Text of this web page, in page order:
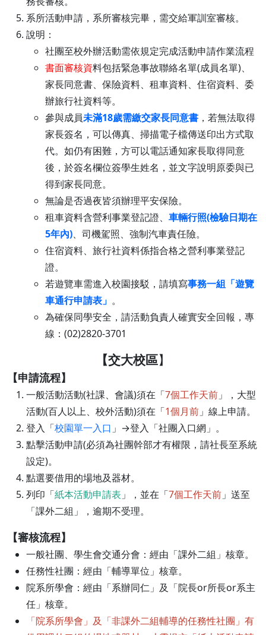
系所活動申請，系所審核完畢，需交給軍訓室審核。
說明：
社團至校外辦活動需依規定完成活動申請作業流程
書面審核資料包括緊急事故聯絡名單(成員名單)、
家長同意書、保險資料、租車資料、住宿資料、委
辦旅行社資料等。
參與成員未滿18歲需繳交家長同意書 ，若無法取得
家長簽名，可以傳真、掃描電子檔傳送印出方式取
代。如仍有困難，方可以電話通知家長取得同意
後，於簽名欄位簽學生姓名，並文字說明原委與已
得到家長同意。
無論是否過夜皆須辦理平安保險。
租車資料含營利事業登記證、 車輛行照(檢驗日期在
5年內)、司機駕照、強制汽車責任險。
住宿資料、旅行社資料係指合格之營利事業登記
證。
若遊覽車需進入校園接駁，請填寫事務一組「遊覽
車通行申請表」 。
為確保同學安全，請活動負責人確實安全回報，專
線：(02)2820-3701
【交大校區】
【申請流程】
一般活動活動(社課、會議)須在「7個工作天前 」，大型
活動(百人以上、校外活動)須在「1個月前 」線上申請。
登入「校園單一入口 」→登入「社團入口網」。
點擊活動申請(必須為社團幹部才有權限，請社長至系統
設定)。
點選要借用的場地及器材。
列印「紙本活動申請表 」，並在「7個工作天前 」送至
「課外二組」，逾期不受理。
【審核流程】
一般社團、學生會交通分會：經由「課外二組」核章。
任務性社團：經由「輔導單位」核章。
院系所學會：經由「系辦同仁」及「院長or所長or系主
任」核章。
「院系所學會」及「非課外二組輔導的任務性社團」有